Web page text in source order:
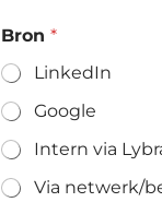
Bron *
LinkedIn
Google
Intern via
Via netwerk/